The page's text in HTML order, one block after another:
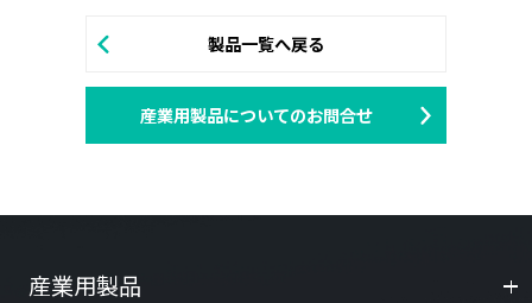
製品一覧へ戻る
産業用製品についてのお問合せ
産業用製品